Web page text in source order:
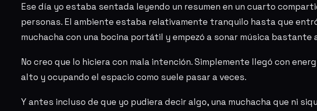
Ese día yo estaba sentada leyendo un resumen en un cuarto
personas. El ambiente estaba relativamente tranquilo hasta que
muchacha con una bocina portátil y empezó a sonar música bastante
No creo que lo hiciera con mala intención. Simplemente llegó con
alto y ocupando el espacio como suele pasar a veces.
Y antes incluso de que yo pudiera decir algo, una muchacha que ni